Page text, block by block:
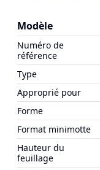
Modèle
Numéro de
référence
Type
Approprié pour
Forme
Format minimotte
Hauteur du
feuillage